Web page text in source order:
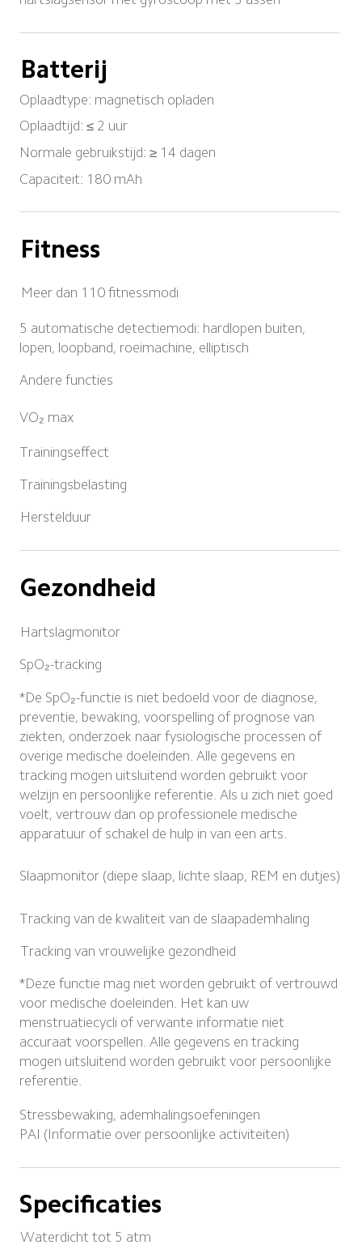
Batterij
Oplaadtype: magnetisch opladen
Oplaadtijd: ≤ 2 uur
Normale gebruikstijd: ≥ 14 dagen
Capaciteit: 180 mAh
Fitness
Meer dan 110 fitnessmodi
5 automatische detectiemodi: hardlopen buiten,
lopen, loopband, roeimachine, elliptisch
Andere functies
VO₂ max
Trainingseffect
Trainingsbelasting
Herstelduur
Gezondheid
Hartslagmonitor
SpO₂-tracking
*De SpO₂-functie is niet bedoeld voor de diagnose,
preventie, bewaking, voorspelling of prognose van
ziekten, onderzoek naar fysiologische processen of
overige medische doeleinden. Alle gegevens en
tracking mogen uitsluitend worden gebruikt voor
welzijn en persoonlijke referentie. Als u zich niet goed
voelt, vertrouw dan op professionele medische
apparatuur of schakel de hulp in van een arts.
Slaapmonitor (diepe slaap, lichte slaap, REM en dutjes)
Tracking van de kwaliteit van de slaapademhaling
Tracking van vrouwelijke gezondheid
*Deze functie mag niet worden gebruikt of vertrouwd
voor medische doeleinden. Het kan uw
menstruatiecycli of verwante informatie niet
accuraat voorspellen. Alle gegevens en tracking
mogen uitsluitend worden gebruikt voor persoonlijke
referentie.
Stressbewaking, ademhalingsoefeningen
PAI (Informatie over persoonlijke activiteiten)
Specificaties
Waterdicht tot 5 atm